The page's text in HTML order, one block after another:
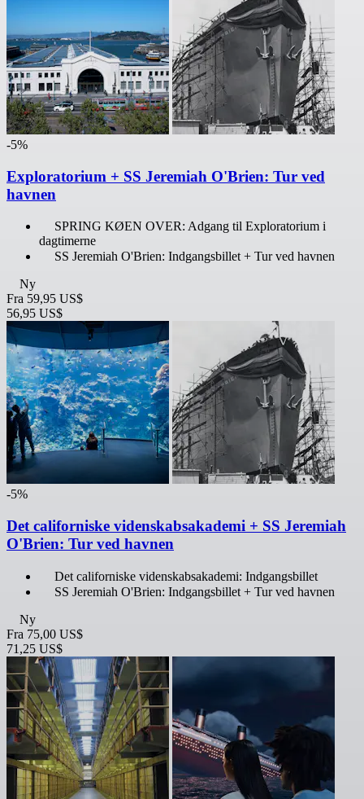
-5%
Exploratorium + SS Jeremiah O'Brien: Tur ved
havnen
SPRING KØEN OVER: Adgang til Exploratorium i
dagtimerne
SS Jeremiah O'Brien: Indgangsbillet + Tur ved havnen
Ny
Fra 59,95 US$
56,95 US$
-5%
Det californiske videnskabsakademi + SS Jeremiah
O'Brien: Tur ved havnen
Det californiske videnskabsakademi: Indgangsbillet
SS Jeremiah O'Brien: Indgangsbillet + Tur ved havnen
Ny
Fra 75,00 US$
71,25 US$